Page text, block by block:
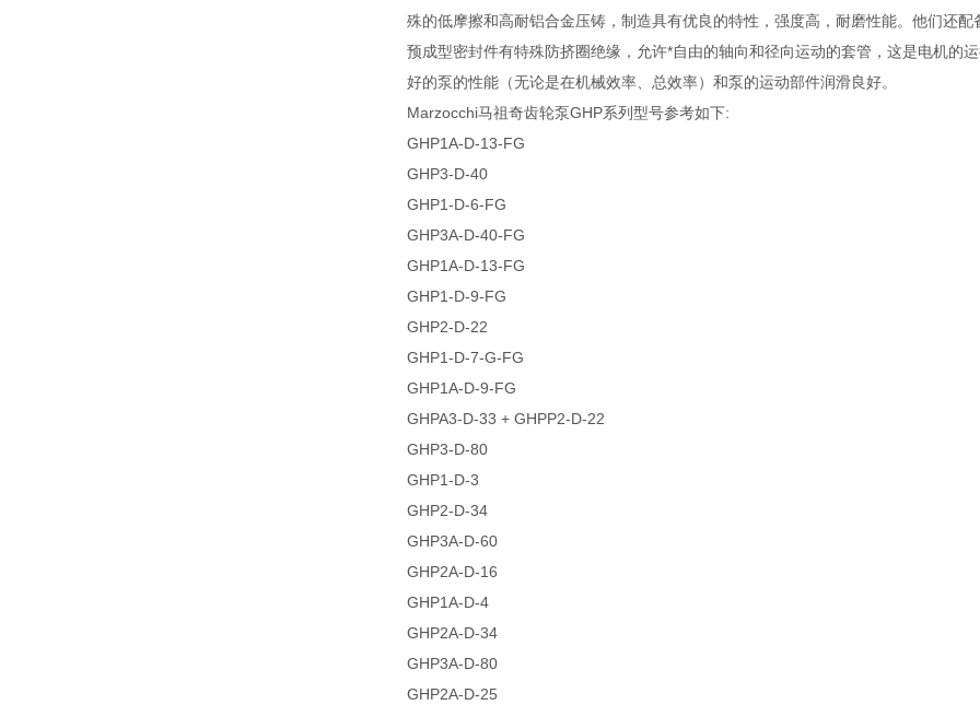
殊的低摩擦和高耐铝合金压铸，制造具有优良的特性，强度高，耐磨性能。他们还
预成型密封件有特殊防挤圈绝缘，允许*自由的轴向和径向运动的套管，这是电机的
好的泵的性能（无论是在机械效率、总效率）和泵的运动部件润滑良好。
Marzocchi马祖奇齿轮泵GHP系列型号参考如下:
GHP1A-D-13-FG
GHP3-D-40
GHP1-D-6-FG
GHP3A-D-40-FG
GHP1A-D-13-FG
GHP1-D-9-FG
GHP2-D-22
GHP1-D-7-G-FG
GHP1A-D-9-FG
GHPA3-D-33 + GHPP2-D-22
GHP3-D-80
GHP1-D-3
GHP2-D-34
GHP3A-D-60
GHP2A-D-16
GHP1A-D-4
GHP2A-D-34
GHP3A-D-80
GHP2A-D-25